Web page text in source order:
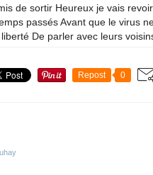
de sortir Heureux je vais
passés Avant que le virus
De parler avec leurs voisins
Repost 0